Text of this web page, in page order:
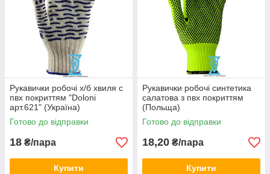
Рукавички робочі х/б хвиля c
пвх покриттям "Doloni
арт.621" (Україна)
Готово до відправки
18 ₴/пара
Купити
Рукавички робочі синтетика
салатова з пвх покриттям
(Польща)
Готово до відправки
18,20 ₴/пара
Купити